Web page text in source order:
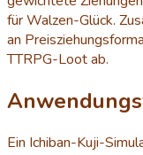
für Walzen-Glück.
an
TTRPG-Loot ab.
Ein Ichiban-Kuji-